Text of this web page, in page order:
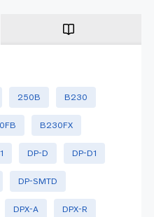
250B B230
B230FX
DP-D DP-D1
DP-SMTD
DPX-A DPX-R